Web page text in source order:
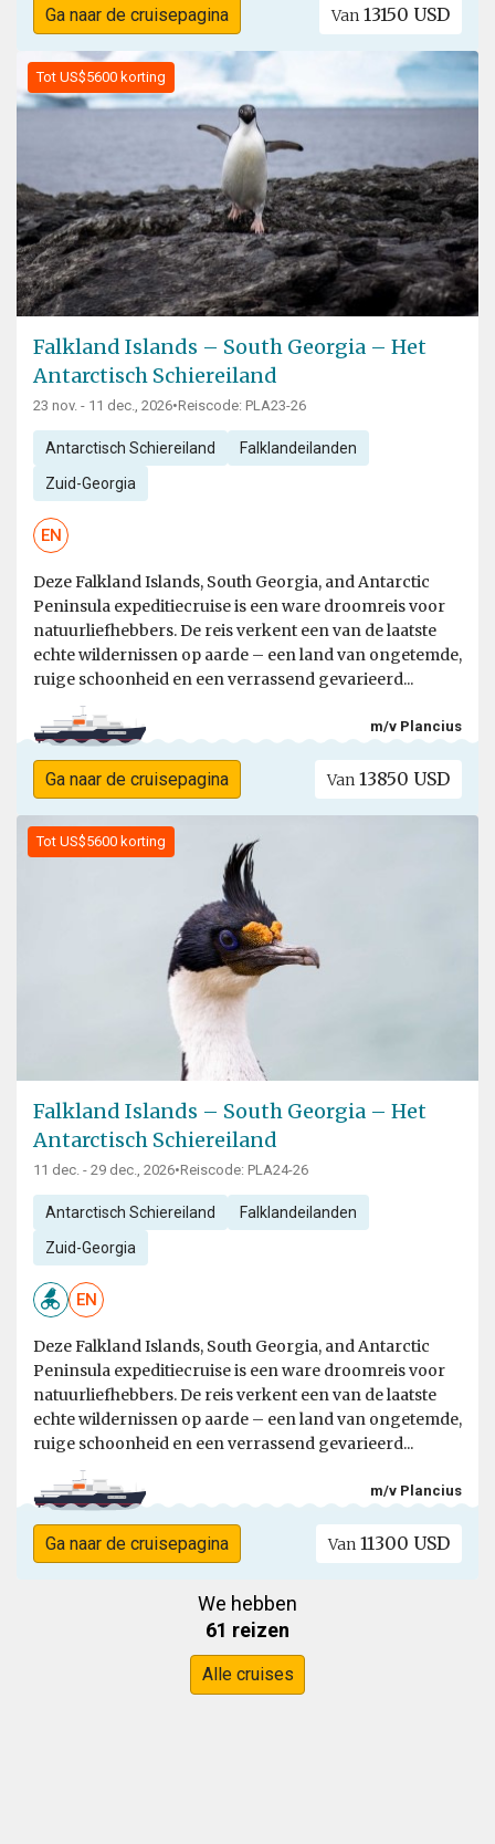
Ga naar de cruisepagina Van 13150 USD
Tot US$5600 korting
Falkland Islands – South Georgia – Het
Antarctisch Schiereiland
23 nov. - 11 dec., 2026•Reiscode: PLA23-26
Antarctisch Schiereiland Falklandeilanden
Zuid-Georgia
EN
Deze Falkland Islands, South Georgia, and Antarctic
Peninsula expeditiecruise is een ware droomreis voor
natuurliefhebbers. De reis verkent een van de laatste
echte wildernissen op aarde – een land van ongetemde,
ruige schoonheid en een verrassend gevarieerd...
m/v Plancius
Ga naar de cruisepagina Van 13850 USD
Tot US$5600 korting
Falkland Islands – South Georgia – Het
Antarctisch Schiereiland
11 dec. - 29 dec., 2026•Reiscode: PLA24-26
Antarctisch Schiereiland Falklandeilanden
Zuid-Georgia
EN
Deze Falkland Islands, South Georgia, and Antarctic
Peninsula expeditiecruise is een ware droomreis voor
natuurliefhebbers. De reis verkent een van de laatste
echte wildernissen op aarde – een land van ongetemde,
ruige schoonheid en een verrassend gevarieerd...
m/v Plancius
Ga naar de cruisepagina Van 11300 USD
We hebben
61 reizen
Alle cruises